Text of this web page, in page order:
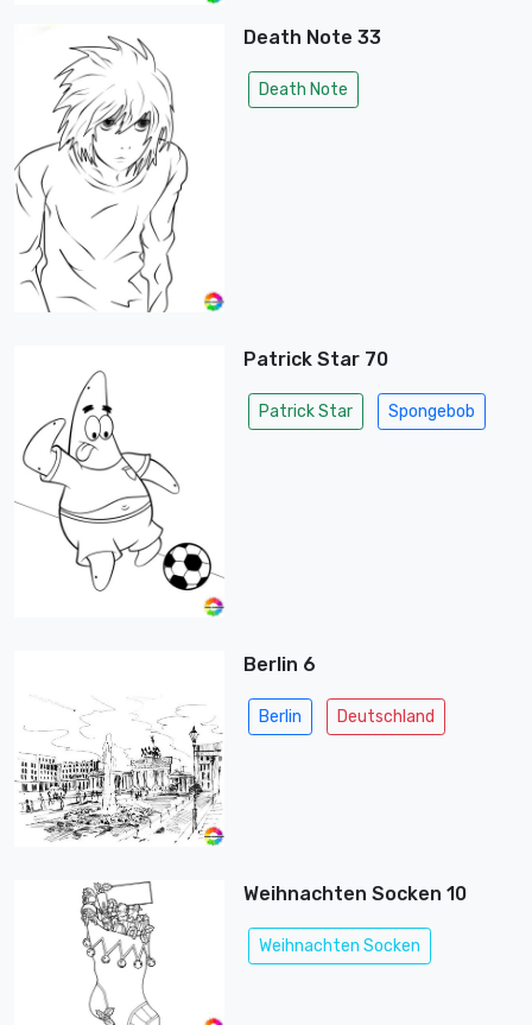
Death Note 33
Death Note
Patrick Star 70
Patrick Star Spongebob
Berlin 6
Berlin Deutschland
Weihnachten Socken 10
Weihnachten Socken